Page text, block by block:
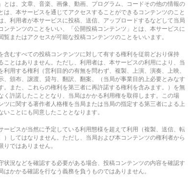
とは、文章、音楽、画像、動画、プログラム、コードその他の情報の
は、本サービスを通じてアクセスすることができるコンテンツのこと
、利用者が本サービスに投稿、送信、アップロードするなどして当局
ンテンツのことをいい、「公開投稿コンテンツ」とは、本サービスに
またはアクセスが可能な投稿コンテンツのことをいいます。
含むすべての投稿コンテンツに対して有する権利を従前どおり保持
ことはありません。ただし、利用者は、本サービスの利用により、当
利用する権利（営利目的の有無を問わず、複製、上演、演奏、上映、
、頒布、譲渡、貸与、翻訳、翻案、（当局が事業目的上必要とみなす
。また、これらの権利を第三者に再許諾する権利を含みます。）を無
く許諾したこととなり、当局はかかる利用権を取得します。この場
ツに関する著作者人格権を当局または当局の指定する第三者による上
ことにも同意したこととなります。
ービスが当然に予定している利用態様を超えて利用（複製、送信、転
）してはなりません。ただし、当局および本コンテンツの権利者から
ではありません。
状況などを確認する必要がある場合、投稿コンテンツの内容を確認す
かかる確認を行なう義務を負うものではありません。